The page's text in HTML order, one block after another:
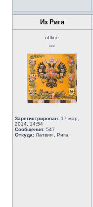
Из Риги
offline
***
Зарегистрирован: 17 мар,
2014, 14:54
Сообщения: 547
Откуда: Латвия , Рига.